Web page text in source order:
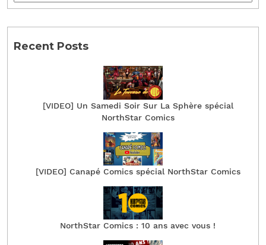
Recent Posts
[VIDEO] Un Samedi Soir Sur La Sphère spécial
NorthStar Comics
[VIDEO] Canapé Comics spécial NorthStar Comics
NorthStar Comics : 10 ans avec vous !